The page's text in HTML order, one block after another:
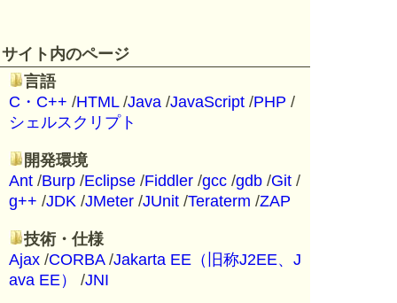
サイト内のページ
言語
C・C++ /HTML/Java /JavaScript /PHP /
シェルスクリプト
開発環境
Ant /Burp /Eclipse /Fiddler /gcc /gdb /Git /
g++ /JDK /JMeter /JUnit /Teraterm /ZAP
技術・仕様
Ajax /CORBA/Jakarta EE（旧称J2EE、J
ava EE）
/JNI